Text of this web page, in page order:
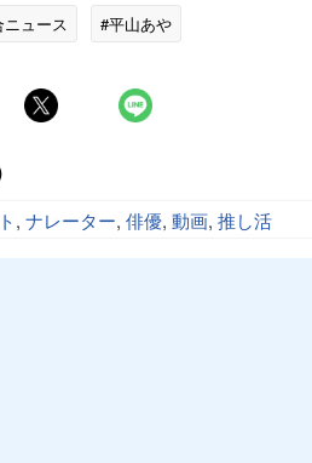
ュース #平山あや
, ナレーター, 俳優, 動画, 推し活